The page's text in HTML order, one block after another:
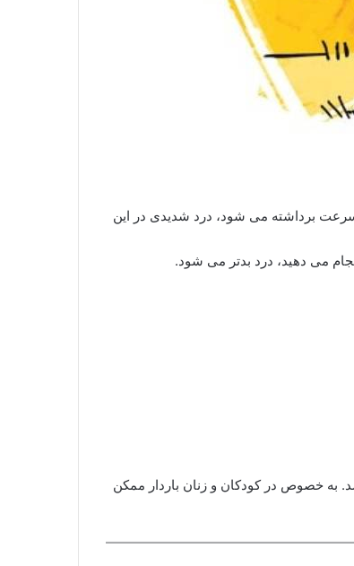
برداشته می شود، درد شدیدی در این
می دهید، درد بدتر می شود.
به خصوص در کودکان و زنان باردار ممکن